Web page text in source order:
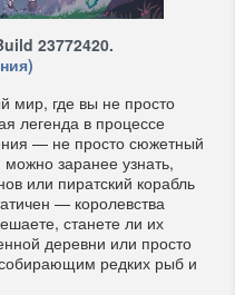
23772420.
мир, где вы не просто
легенда в процессе
— не просто сюжетный
заранее узнать,
или пиратский корабль
— королевства
станете ли их
деревни или просто
редких рыб и